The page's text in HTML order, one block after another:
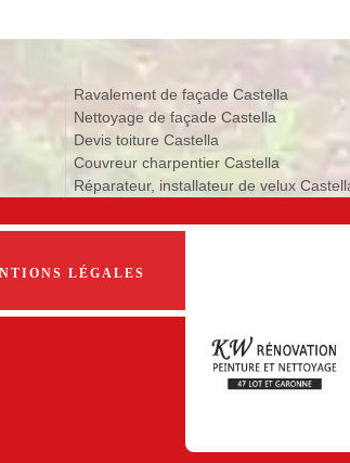
Ravalement de façade Castella
Nettoyage de façade Castella
Devis toiture Castella
Couvreur charpentier Castella
Réparateur, installateur de velux
LÉGALES